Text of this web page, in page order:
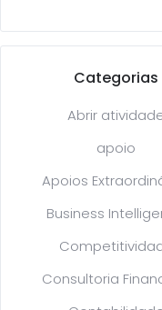
Categorias
Abrir
apoio
Apoios
Business
Consultoria